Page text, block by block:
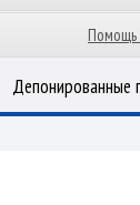
Помощь
Депонированные